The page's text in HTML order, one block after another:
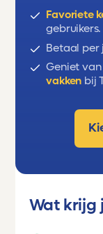
Favoriete
gebruikers.
Betaal per
Geniet
vakken bij
Wat krijg